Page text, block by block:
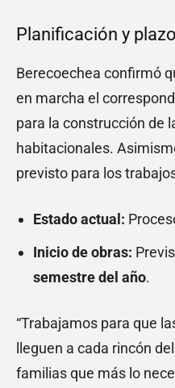
Planificación y
Berecoechea confirmó
en marcha el
para la construcción de
habitacionales.
previsto para los
Estado actual:
Inicio de obras:
semestre del año.
“Trabajamos para que
lleguen a cada rincón
familias que más lo